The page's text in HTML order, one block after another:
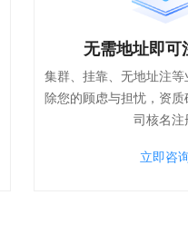
无需地址即可
集群、挂靠、无地址注
除您的顾虑与担忧，资
司核名注
立即咨